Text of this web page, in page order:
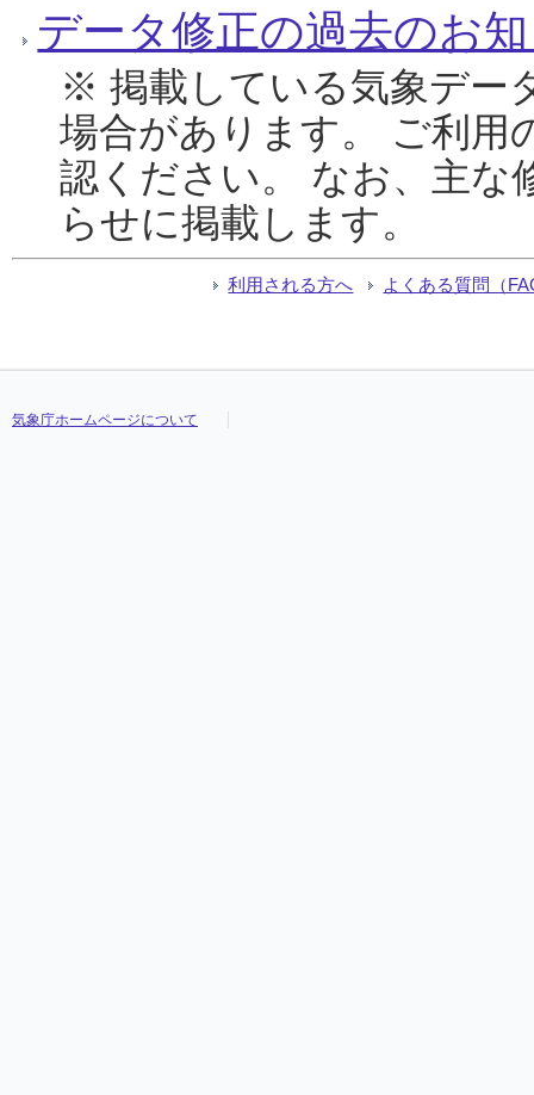
データ修正の過去のお
※ 掲載している気象デー
場合があります。 ご利用
認ください。 なお、主な
らせに掲載します。
利用される方へ よくある質問（
気象庁ホームページについて